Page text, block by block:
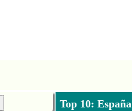
Top 10: España